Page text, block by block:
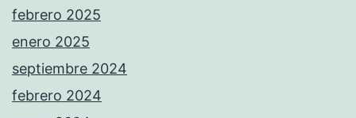
febrero 2025
enero 2025
septiembre 2024
febrero 2024